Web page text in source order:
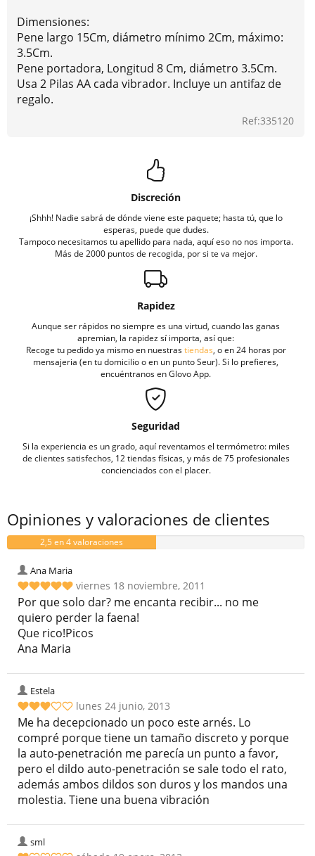
Dimensiones:
Pene largo 15Cm, diámetro mínimo 2Cm, máximo:
3.5Cm.
Pene portadora, Longitud 8 Cm, diámetro 3.5Cm.
Usa 2 Pilas AA cada vibrador. Incluye un antifaz de
regalo.
Ref:335120
Discreción
¡Shhh! Nadie sabrá de dónde viene este paquete; hasta tú, que lo
esperas, puede que dudes.
Tampoco necesitamos tu apellido para nada, aquí eso no nos importa.
Más de 2000 puntos de recogida, por si te va mejor.
Rapidez
Aunque ser rápidos no siempre es una virtud, cuando las ganas
apremian, la rapidez sí importa, así que:
Recoge tu pedido ya mismo en nuestrastiendas, o en 24 horas por
mensajeria (en tu domicilio o en un punto Seur). Si lo prefieres,
encuéntranos en Glovo App.
Seguridad
Si la experiencia es un grado, aquí reventamos el termómetro: miles
de clientes satisfechos, 12 tiendas físicas, y más de 75 profesionales
concienciados con el placer.
Opiniones y valoraciones de clientes
2,5 en 4 valoraciones
Ana Maria
viernes 18 noviembre, 2011
Por que solo dar? me encanta recibir... no me
quiero perder la faena!
Que rico!Picos
Ana Maria
Estela
lunes 24 junio, 2013
Me ha decepcionado un poco este arnés. Lo
compré porque tiene un tamaño discreto y porque
la auto-penetración me parecía un punto a favor,
pero el dildo auto-penetración se sale todo el rato,
además ambos dildos son duros y los mandos una
molestia. Tiene una buena vibración
sml